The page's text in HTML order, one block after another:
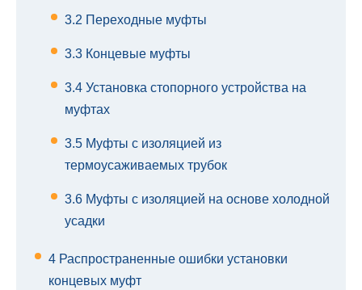
3.2 Переходные муфты
3.3 Концевые муфты
3.4 Установка стопорного устройства на
муфтах
3.5 Муфты с изоляцией из
термоусаживаемых трубок
3.6 Муфты с изоляцией на основе холодной
усадки
4 Распространенные ошибки установки
концевых муфт